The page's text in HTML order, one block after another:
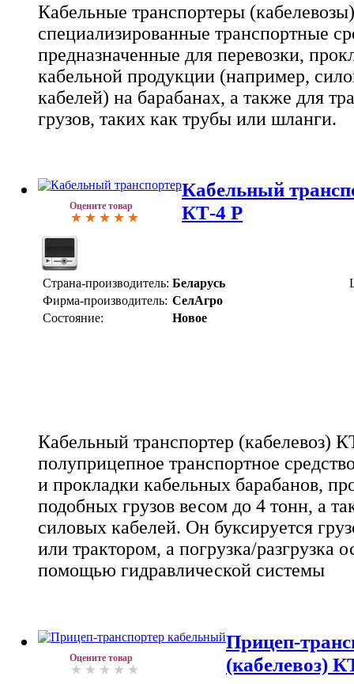
Кабельные транспортеры
специализированные транспортные
предназначенные для перевозки,
кабельной продукции (например,
кабелей) на барабанах, а также для
грузов, таких как трубы или шланги.
Оцените товар
Кабельный
КТ-4 Р
Страна-производитель: Беларусь
Фирма-производитель: СелАгро
Состояние:
Новое
Кабельный транспортер (кабелевоз)
полуприцепное транспортное
и прокладки кабельных барабанов,
подобных грузов весом до 4 тонн, а
силовых кабелей. Он буксируется
или трактором, а погрузка/разгрузка
помощью гидравлической системы
Оцените товар
Прицеп-
(кабелевоз)